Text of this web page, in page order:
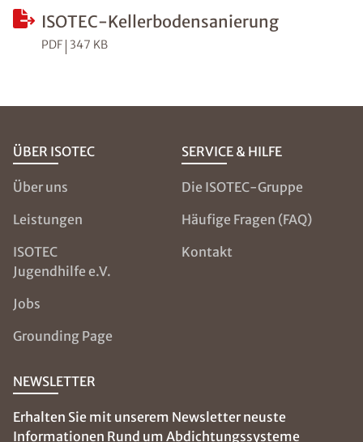
ISOTEC-Kellerbodensanierung
PDF 347 KB
ÜBER ISOTEC
Über uns
Leistungen
ISOTEC
Jugendhilfe e.V.
Jobs
Grounding Page
SERVICE & HILFE
Die ISOTEC-Gruppe
Häufige Fragen (FAQ)
Kontakt
NEWSLETTER
Erhalten Sie mit unserem Newsletter neuste
Informationen Rund um Abdichtungssysteme